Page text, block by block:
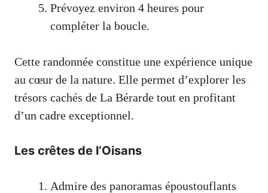
Prévoyez environ 4 heures pour
compléter la boucle.
Cette randonnée constitue une expérience unique
au cœur de la nature. Elle permet d’explorer les
trésors cachés de La Bérarde tout en profitant
d’un cadre exceptionnel.
Les crêtes de l’Oisans
Admire des panoramas époustouflants